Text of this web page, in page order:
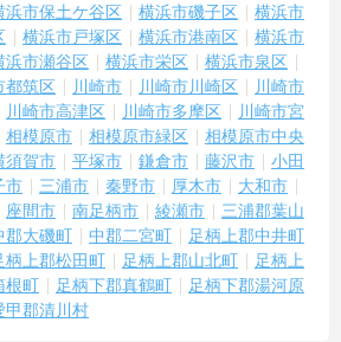
浜市保土ケ谷区 横浜市磯子区
横浜市
横浜市戸塚区 横浜市港南区
横浜市
浜市瀬谷区 横浜市栄区
横浜市泉区
都筑区 川崎市 川崎市川崎区
川崎市
川崎市高津区 川崎市多摩区
川崎市宮
相模原市 相模原市緑区
相模原市中央
須賀市 平塚市 鎌倉市 藤沢市
小田
市 三浦市 秦野市 厚木市
大和市
座間市 南足柄市 綾瀬市
三浦郡葉山
郡大磯町 中郡二宮町
足柄上郡中井町
柄上郡松田町 足柄上郡山北町
足柄上
根町 足柄下郡真鶴町
足柄下郡湯河原
甲郡清川村